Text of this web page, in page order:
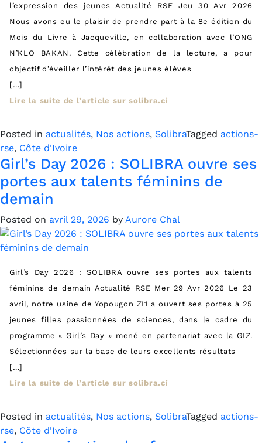
l’expression des jeunes Actualité RSE Jeu 30 Avr 2026
Nous avons eu le plaisir de prendre part à la 8e édition du
Mois du Livre à Jacqueville, en collaboration avec l’ONG
N’KLO BAKAN. Cette célébration de la lecture, a pour
objectif d’éveiller l’intérêt des jeunes élèves
[…]
Lire la suite de l’article sur solibra.ci
Posted in actualités, Nos actions, SolibraTagged actions-
rse, Côte d'Ivoire
Girl’s Day 2026 : SOLIBRA ouvre ses
portes aux talents féminins de
demain
Posted on avril 29, 2026 by Aurore Chal
Girl’s Day 2026 : SOLIBRA ouvre ses portes aux talents
féminins de demain Actualité RSE Mer 29 Avr 2026 Le 23
avril, notre usine de Yopougon ZI1 a ouvert ses portes à 25
jeunes filles passionnées de sciences, dans le cadre du
programme « Girl’s Day » mené en partenariat avec la GIZ.
Sélectionnées sur la base de leurs excellents résultats
[…]
Lire la suite de l’article sur solibra.ci
Posted in actualités, Nos actions, SolibraTagged actions-
rse, Côte d'Ivoire